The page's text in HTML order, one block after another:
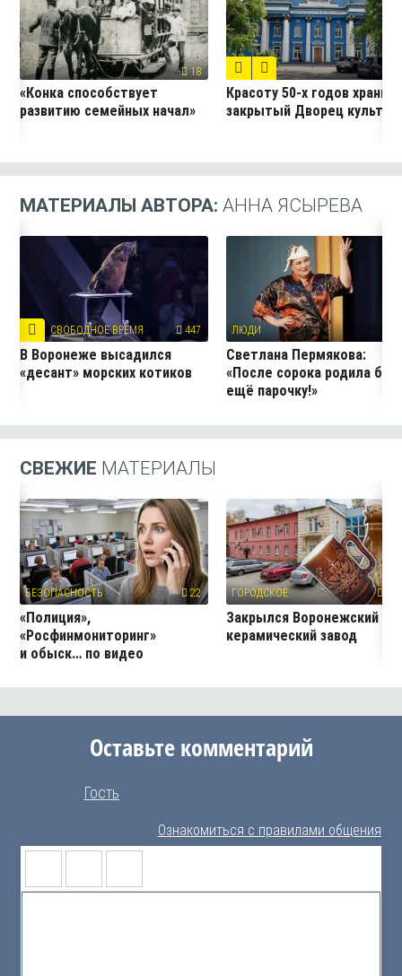
18
«Конка способствует
развитию семейных начал»
Красоту 50-х годов хранит
закрытый Дворец
МАТЕРИАЛЫ АВТОРА:АННА ЯСЫРЕВА
СВОБОДНОЕ ВРЕМЯ 447
В Воронеже высадился
«десант» морских котиков
ЛЮДИ
Светлана Пермякова:
«После сорока родила бы
ещё парочку!»
СВЕЖИЕ МАТЕРИАЛЫ
БЕЗОПАСНОСТЬ 22
«Полиция»,
«Росфинмониторинг»
и обыск… по видео
ГОРОДСКОЕ
Закрылся Воронежский
керамический завод
Оставьте комментарий
Гость
Ознакомиться с правилами общения